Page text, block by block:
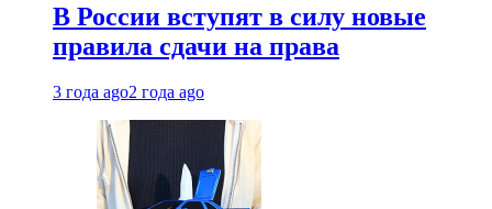
В России вступят в силу новые
правила сдачи на права
3 года ago2 года ago